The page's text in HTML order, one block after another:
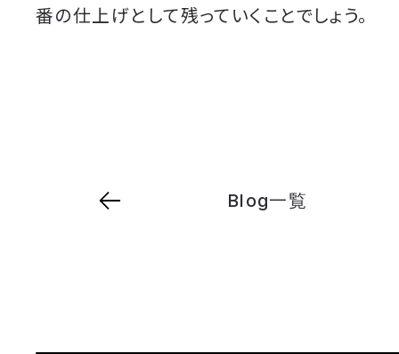
番の仕上げとして残っていくことでしょう。
Blog一覧